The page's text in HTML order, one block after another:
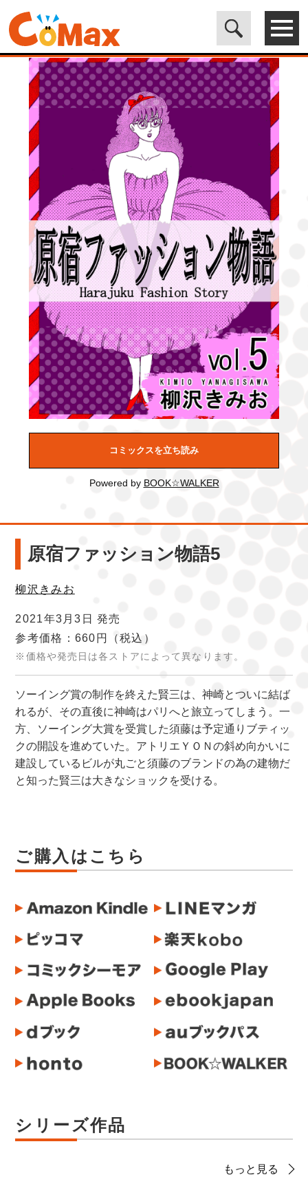
電子書籍マンガ CoMax(コマックス)公式サイト - 株式会社ICE>
LEGEND> 原宿ファッション物語5
コミックスを立ち読み
Powered by BOOK☆WALKER
原宿ファッション物語5
柳沢きみお
2021年3月3日 発売
参考価格：660円
（税込）
※価格や発売日は各ストアによって異なります。
ソーイング賞の制作を終えた賢三は、神崎とついに結ば
れるが、その直後に神崎はパリへと旅立ってしまう。一
方、ソーイング大賞を受賞した須藤は予定通りブティッ
クの開設を進めていた。アトリエＹＯＮの斜め向かいに
建設しているビルが丸ごと須藤のブランドの為の建物だ
と知った賢三は大きなショックを受ける。
ご購入はこちら
シリーズ作品
もっと見る